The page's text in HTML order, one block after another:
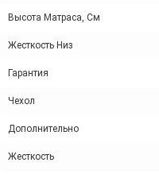
Высота Матраса, См
Жесткость Низ
Гарантия
Чехол
Дополнительно
Жесткость